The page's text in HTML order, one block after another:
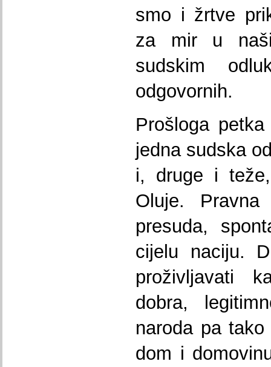
smo i žrtve
za mir u
sudskim
odgovornih.
Prošloga
jedna sudska
i, druge i
Oluje.
presuda,
cijelu naciju.
proživljavati
dobra,
naroda pa
dom i